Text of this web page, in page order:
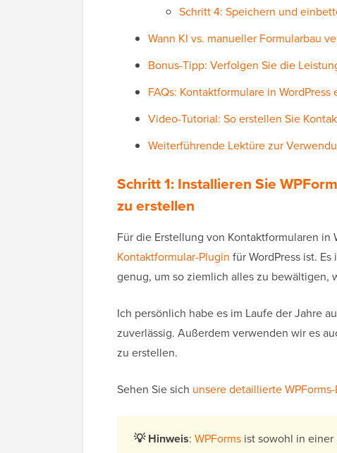
Schritt 4: Speichern und
Wann KI vs. manueller Formularbau
Bonus-Tipp: Verfolgen Sie die
FAQs: Kontaktformulare in
Video-Tutorial: So erstellen Sie
Weiterführende Lektüre zur
Schritt 1: Installieren Sie
zu erstellen
Für die Erstellung von Kontaktformularen in
Kontaktformular-Plugin für WordPress ist.
genug, um so ziemlich alles zu bewältigen,
Ich persönlich habe es im Laufe der Jahre
zuverlässig. Außerdem verwenden wir es
zu erstellen.
Sehen Sie sich unsere detaillierte
💡 Hinweis: WPForms ist sowohl in